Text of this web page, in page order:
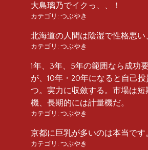
大島璃乃でイクっ、、！
カテゴリ: つぶやき
北海道の人間は陰湿で性格悪い
カテゴリ: つぶやき
1年、3年、5年の範囲なら成功
が、10年・20年になると自己
つ。実力に収斂する。市場は短
機、長期的には計量機だ。
カテゴリ: つぶやき
京都に巨乳が多いのは本当です
カテゴリ: つぶやき